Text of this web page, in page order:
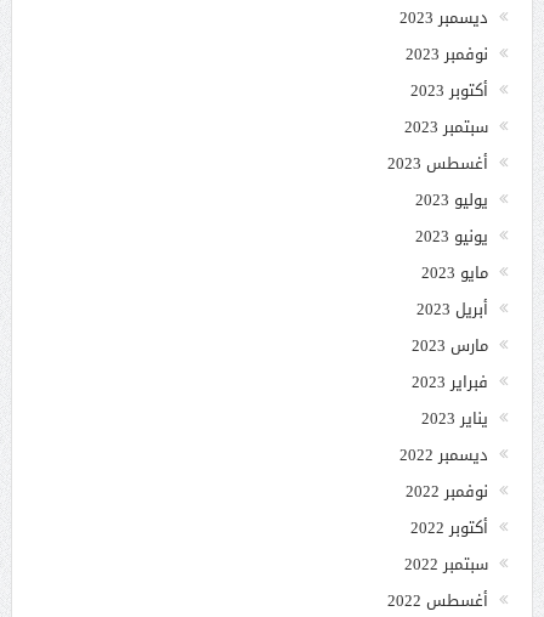
ديسمبر 2023
نوفمبر 2023
أكتوبر 2023
سبتمبر 2023
أغسطس 2023
يوليو 2023
يونيو 2023
مايو 2023
أبريل 2023
مارس 2023
فبراير 2023
يناير 2023
ديسمبر 2022
نوفمبر 2022
أكتوبر 2022
سبتمبر 2022
أغسطس 2022